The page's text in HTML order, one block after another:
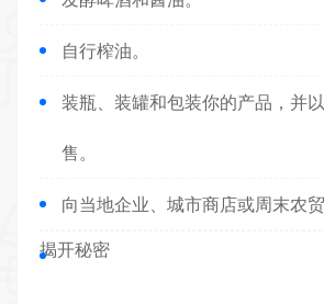
自行榨油。
装瓶、装罐和包装你的产品，并
售。
向当地企业、城市商店或周末农贸
揭开秘密